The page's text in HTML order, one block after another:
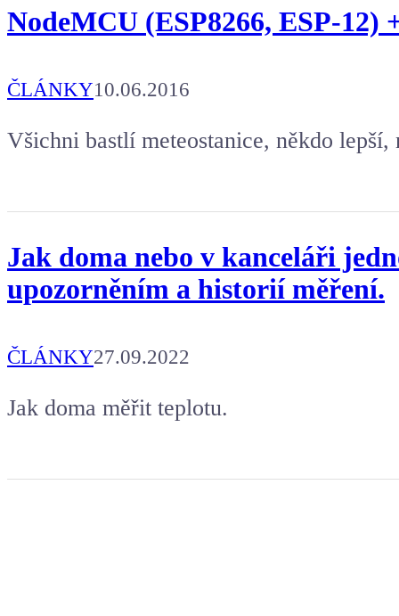
NodeMCU (ESP8266, ESP-
ČLÁNKY10.06.2016
Všichni bastlí meteostanice, někdo lepší,
Jak doma nebo v kanceláři
upozorněním a historií měření.
ČLÁNKY27.09.2022
Jak doma měřit teplotu.